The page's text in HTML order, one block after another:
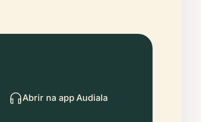
Abrir na app Audiala